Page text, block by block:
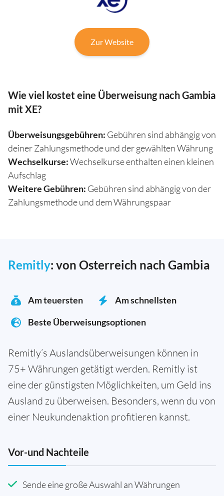
Zur Website
Wie viel kostet eine Überweisung nach Gambia
mit XE?
Überweisungsgebühren: Gebühren sind abhängig von
deiner Zahlungsmethode und der gewählten Währung
Wechselkurse:Wechselkurse enthalten einen kleinen
Aufschlag
Weitere Gebühren: Gebühren sind abhängig von der
Zahlungsmethode und dem Währungspaar
Remitly: von Osterreich nach Gambia
Am teuersten
Am schnellsten
Beste Überweisungsoptionen
Remitly’s Auslandsüberweisungen können in
75+ Währungen getätigt werden. Remitly ist
eine der günstigsten Möglichkeiten, um Geld ins
Ausland zu überweisen. Besonders, wenn du von
einer Neukundenaktion profitieren kannst.
Vor-und Nachteile
Sende eine große Auswahl an Währungen